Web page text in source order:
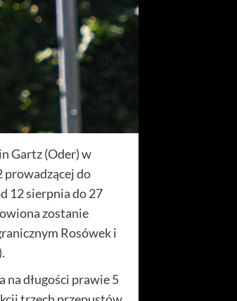
Gartz (Oder) w
prowadzącej do
12 sierpnia do 27
zostanie
Rosówek i
na długości prawie 5